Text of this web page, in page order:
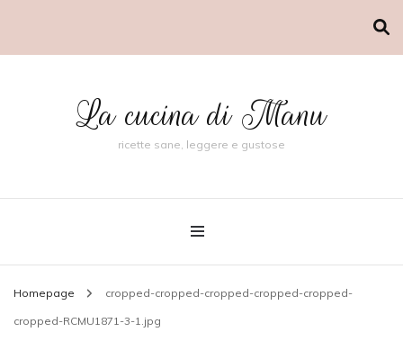
La cucina di Manu
ricette sane, leggere e gustose
Homepage cropped-cropped-cropped-cropped-cropped-
cropped-RCMU1871-3-1.jpg